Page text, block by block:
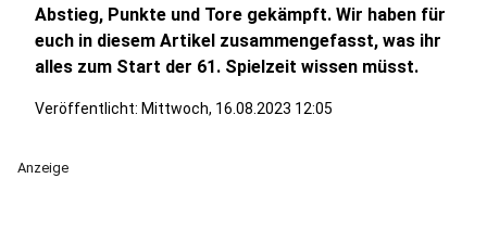
Abstieg, Punkte und Tore gekämpft. Wir haben für
euch in diesem Artikel zusammengefasst, was ihr
alles zum Start der 61. Spielzeit wissen müsst.
Veröffentlicht: Mittwoch, 16.08.2023 12:05
Anzeige